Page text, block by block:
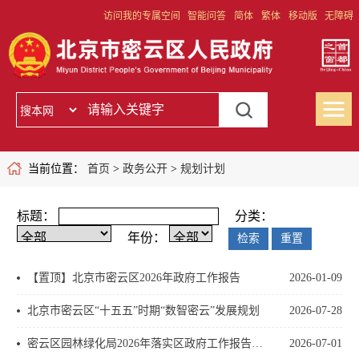
访问我的专属空间 智能问答 简体 繁体 移动版 无障碍
当前位置： 首页 > 政务公开> 规划计划
标题：
分类：
年份：
【置顶】北京市密云区2026年政府工作报告 2026-01-09
北京市密云区“十五五”时期“数智密云”发展规划 2026-07-28
密云区园林绿化局2026年落实区政府工作报告重点工作进展情况（二季度） 2026-07-01